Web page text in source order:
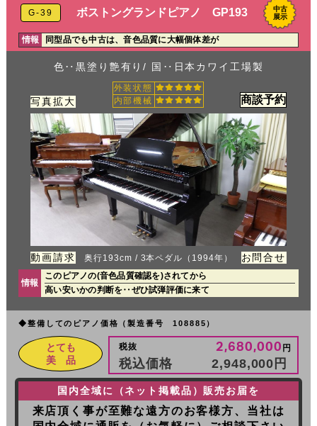
G-39 ボストングランドピアノ GP193
中古
展示
情報 同型品でも中古は、音色品質に大幅個体差が
色‥黒塗り艶有り/ 国‥日本カワイ工場製
写真拡大
外装状態
内部機械
商談予約
動画請求 奥行193cm / 3本ペダル（1994年） お問合せ
情報
このピアノの(音色品質確認を)されてから
高い安いかの判断を‥ぜひ試弾評価に来て
◆整備してのピアノ価格（製造番号 108885）
とても
美 品
税抜 2,680,000 円
税込価格 2,948,000 円
国内全域に（ネット掲載品）販売お届を
来店頂く事が至難な遠方のお客様方、当社は